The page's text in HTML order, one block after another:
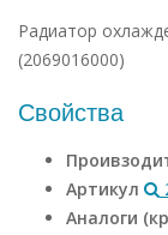
Радиатор
(2069016000)
Свойства
Артикул
Аналоги